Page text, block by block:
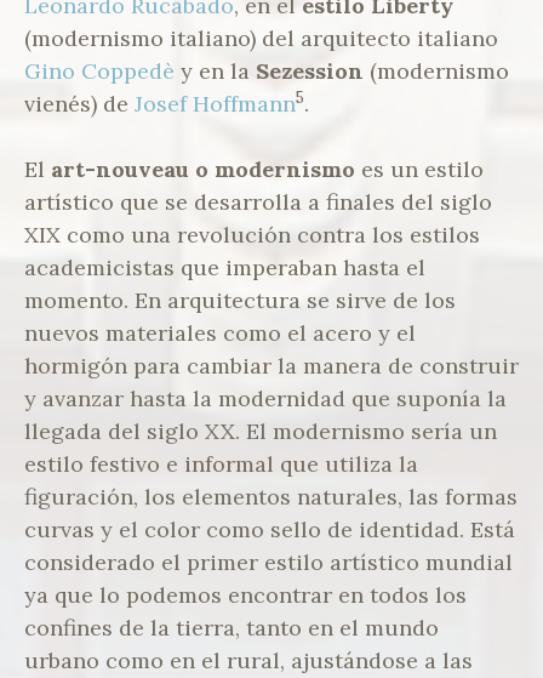
(modernismo italiano) del arquitecto italiano
Gino Coppedè y en la Sezession (modernismo
vienés) de Josef Hoffmann5.
El art-nouveau o modernismo es un estilo
artístico que se desarrolla a finales del siglo
XIX como una revolución contra los estilos
academicistas que imperaban hasta el
momento. En arquitectura se sirve de los
nuevos materiales como el acero y el
hormigón para cambiar la manera de construir
y avanzar hasta la modernidad que suponía la
llegada del siglo XX. El modernismo sería un
estilo festivo e informal que utiliza la
figuración, los elementos naturales, las formas
curvas y el color como sello de identidad. Está
considerado el primer estilo artístico mundial
ya que lo podemos encontrar en todos los
confines de la tierra, tanto en el mundo
urbano como en el rural, ajustándose a las